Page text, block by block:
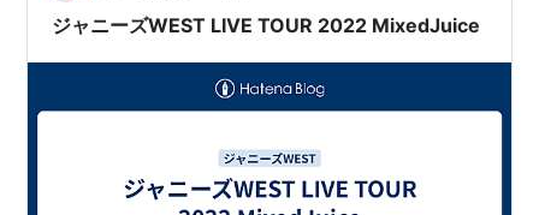
ジャニーズWEST LIVE TOUR 2022 MixedJuice